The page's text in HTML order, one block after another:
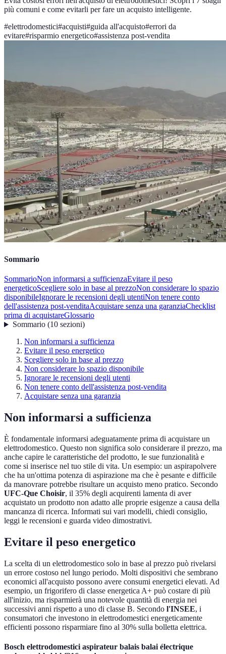
più comuni e come evitarli per fare un acquisto intelligente.
#elettrodomestici#acquisti#guida all'acquisto#errori da
evitare#risparmio energetico#assistenza post-vendita
Sommario
SommarioNon informarsi a sufficienzaEvitare il peso
energeticoScegliere solo in base al prezzoNon considerare lo spazio
disponibileIgnorare le recensioni degli utentiNon tenere conto
dell'assistenza post-venditaAcquistare senza una garanziaChecklist
prima di acquistareGlossario
Sommario(10 sezioni)
Non informarsi a sufficienza
Evitare il peso energetico
Scegliere solo in base al prezzo
Non considerare lo spazio disponibile
Ignorare le recensioni degli utenti
Non tenere conto dell'assistenza post-vendita
Acquistare senza una garanzia
Non informarsi a sufficienza
È fondamentale informarsi adeguatamente prima di acquistare un
elettrodomestico. Questo non significa solo considerare il prezzo, ma
anche capire le caratteristiche del prodotto, le sue funzionalità e
come si inserisce nel tuo stile di vita. Un esempio: un aspirapolvere
che ha un'ottima potenza di aspirazione ma che è pesante e difficile
da manovrare potrebbe risultare un acquisto meno pratico. Secondo
UFC-Que Choisir, il 35% degli acquirenti lamenta di aver
acquistato un prodotto non adatto alle proprie esigenze a causa della
mancanza di ricerca. Informati sui vari modelli, chiedi consiglio,
leggi le recensioni e guarda video dimostrativi.
Evitare il peso energetico
La scelta di un elettrodomestico solo in base al prezzo può rivelarsi
un errore costoso nel lungo periodo. Molti dispositivi che sembrano
economici all'acquisto possono avere consumi energetici elevati. Ad
esempio, un frigorifero di classe energetica A+ può costare di più
all'inizio, ma risparmierà una notevole quantità di energia nei
successivi anni rispetto a uno di classe B. Secondo l'INSEE, i
consumatori che investono in elettrodomestici energeticamente
efficienti possono risparmiare fino al 30% sulla bolletta elettrica.
Bosch elettrodomestici aspirateur balais balai électrique